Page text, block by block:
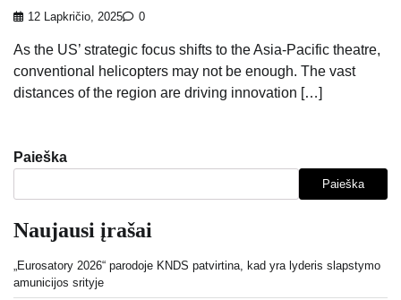
12 Lapkričio, 2025 0
As the US’ strategic focus shifts to the Asia-Pacific theatre,
conventional helicopters may not be enough. The vast
distances of the region are driving innovation […]
Paieška
Paieška
Naujausi įrašai
„Eurosatory 2026“ parodoje KNDS patvirtina, kad yra lyderis slapstymo
amunicijos srityje